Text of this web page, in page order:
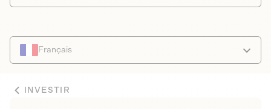
Français
INVESTIR